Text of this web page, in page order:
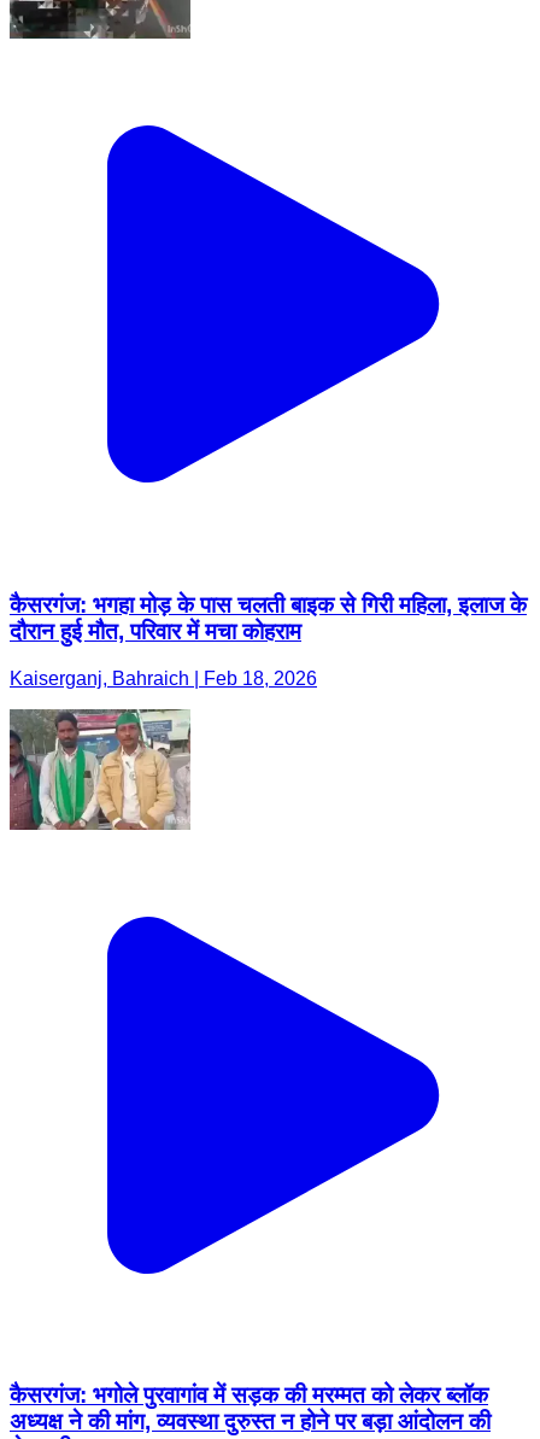
कैसरगंज: भगहा मोड़ के पास चलती बाइक से गिरी महिला, इलाज के
दौरान हुई मौत, परिवार में मचा कोहराम
Kaiserganj, Bahraich | Feb 18, 2026
कैसरगंज: भगोले पुरवागांव में सड़क की मरम्मत को लेकर ब्लॉक
अध्यक्ष ने की मांग, व्यवस्था दुरुस्त न होने पर बड़ा आंदोलन की